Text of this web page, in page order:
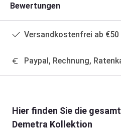
Bewertungen
Versandkostenfrei ab €50
Paypal, Rechnung,
Hier finden Sie die
Demetra Kollektion